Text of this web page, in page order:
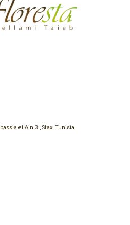
el Ain 3 , Sfax, Tunisia